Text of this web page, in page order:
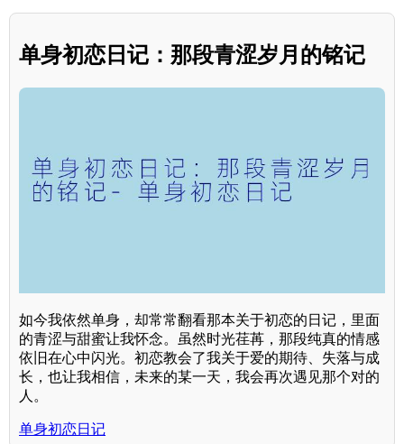
单身初恋日记：那段青涩岁月的铭记
如今我依然单身，却常常翻看那本关于初恋的日记，里面
的青涩与甜蜜让我怀念。虽然时光荏苒，那段纯真的情感
依旧在心中闪光。初恋教会了我关于爱的期待、失落与成
长，也让我相信，未来的某一天，我会再次遇见那个对的
人。
单身初恋日记